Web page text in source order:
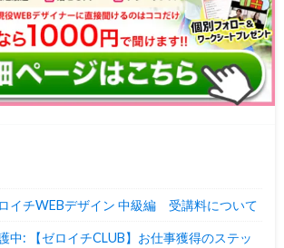
イチWEBデザイン 中級編 受講料について
中: 【ゼロイチCLUB】お仕事獲得のステッ